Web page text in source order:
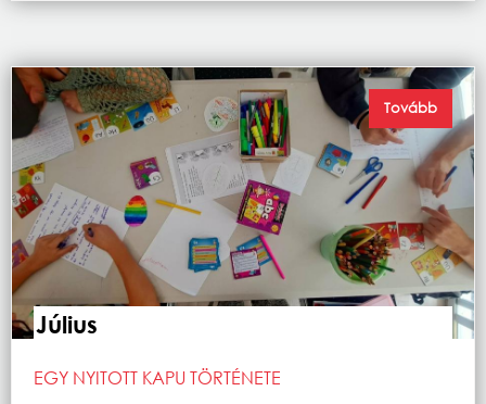
Július
EGY NYITOTT KAPU TÖRTÉNETE
Tovább